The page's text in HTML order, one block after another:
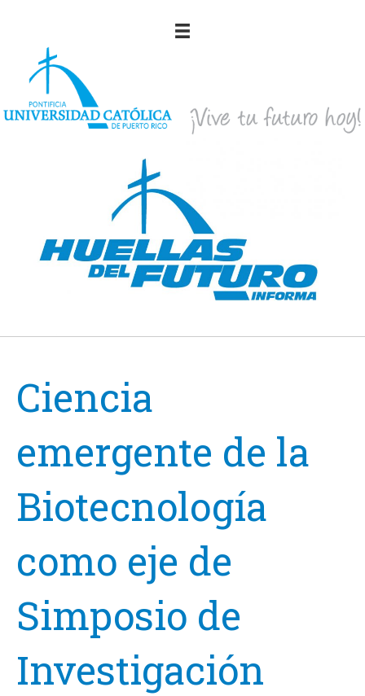
Ciencia
emergente de la
Biotecnología
como eje de
Simposio de
Investigación